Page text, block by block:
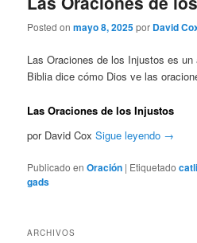
Posted onmayo 8, 2025por David
Las Oraciones de los Injustos es
Biblia dice cómo Dios ve las
Las Oraciones de los Injustos
por David CoxSigue leyendo →
Publicado en Oración | Etiquetado
gads
ARCHIVOS